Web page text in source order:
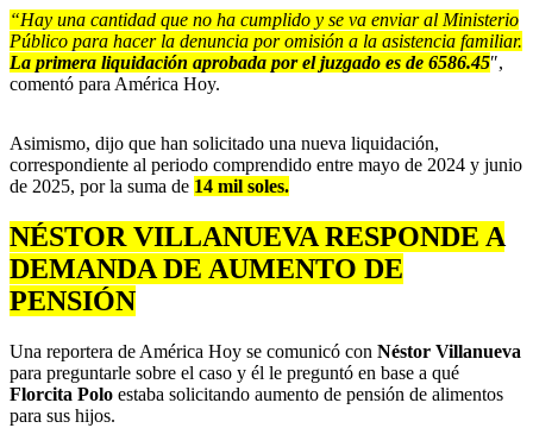
“Hay una cantidad que no ha cumplido y se va enviar al Ministerio
Público para hacer la denuncia por omisión a la asistencia familiar.
La primera liquidación aprobada por el juzgado es de 6586.45″,
comentó para América Hoy.
Asimismo, dijo que han solicitado una nueva liquidación,
correspondiente al periodo comprendido entre mayo de 2024 y junio
de 2025, por la suma de 14 mil soles.
NÉSTOR VILLANUEVA RESPONDE A
DEMANDA DE AUMENTO DE
PENSIÓN
Una reportera de América Hoy se comunicó con Néstor Villanueva
para preguntarle sobre el caso y él le preguntó en base a qué
Florcita Polo estaba solicitando aumento de pensión de alimentos
para sus hijos.